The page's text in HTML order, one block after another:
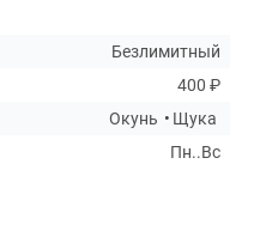
Безлимитный
400 ₽
Окунь
Щука
Пн..Вс